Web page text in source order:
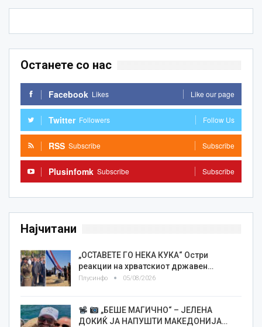
Останете со нас
Facebook Likes Like our page
Twitter Followers Follow Us
RSS Subscribe Subscribe
Plusinfomk Subscribe Subscribe
Најчитани
„ОСТАВЕТЕ ГО НЕКА КУКА“ Остри
реакции на хрватскиот државен…
Плусинфо 05/08/2026
„БЕШЕ МАГИЧНО“ – ЈЕЛЕНА
ДОКИЌ ЈА НАПУШТИ МАКЕДОНИЈА…